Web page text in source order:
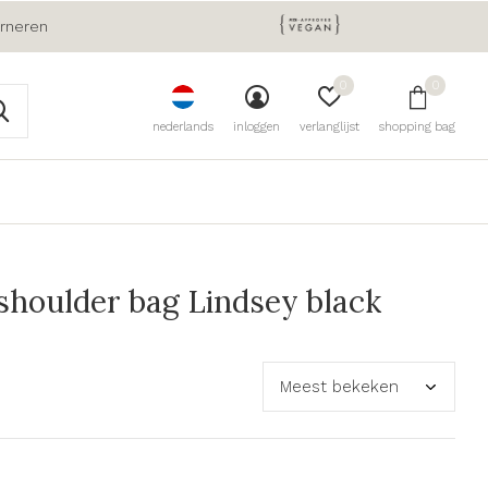
nederlands inloggen verlanglijst
0
shopping bag
0
bag Lindsey black